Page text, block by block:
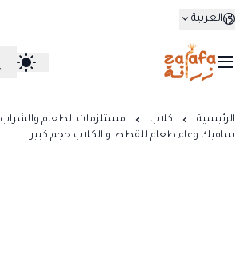
العربية
زرافة
الرئيسية كلاب
مستلزمات الطعام والشراب
سافيك وعاء طعام للقطط و الكلاب حجم كبير